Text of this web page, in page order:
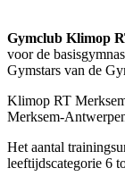
Gymclub Klimop
voor de
Gymstars van de
Klimop RT
Merksem-
Het aantal
leeftijdscategorie 6